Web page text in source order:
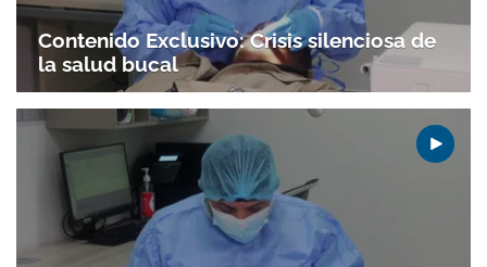
Gracias por suscribirte a nuestro boletín.
Contenido Exclusivo: Crisis silenciosa de
la salud bucal